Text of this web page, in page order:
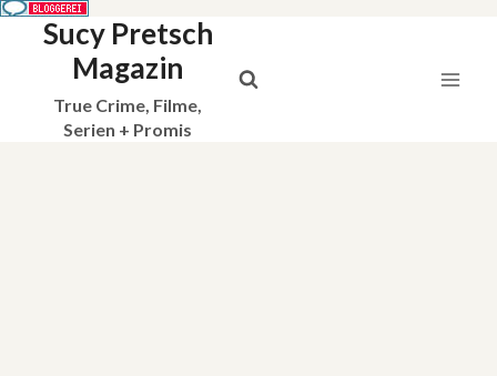
Sucy Pretsch
Magazin
True Crime, Filme,
Serien + Promis